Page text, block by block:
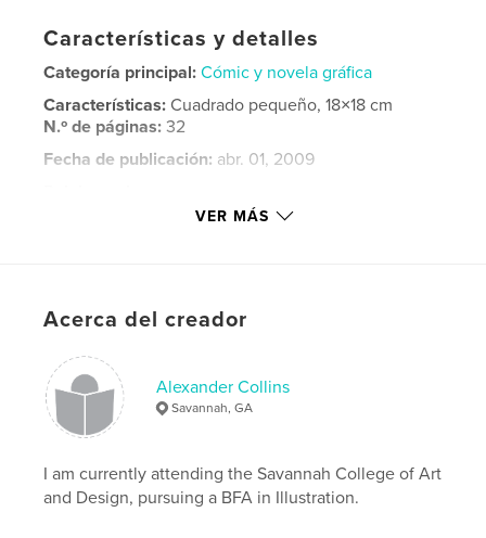
Características y detalles
Categoría principal: Cómic y novela gráfica
Características:Cuadrado pequeño, 18×18 cm
N.º de páginas:32
Fecha de publicación: abr. 01, 2009
savannah college of art and design ,
, poem , illustration ,
epic
, humor , art
VER MÁS
Acerca del creador
Alexander Collins
Savannah, GA
I am currently attending the Savannah College of Art
and Design, pursuing a BFA in Illustration.